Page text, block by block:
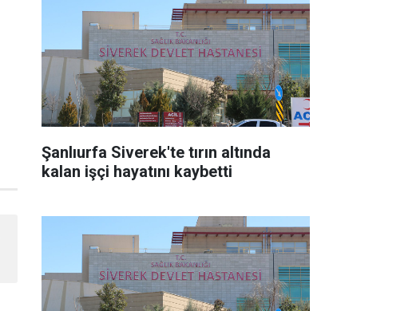
Şanlıurfa Siverek'te tırın altında
kalan işçi hayatını kaybetti